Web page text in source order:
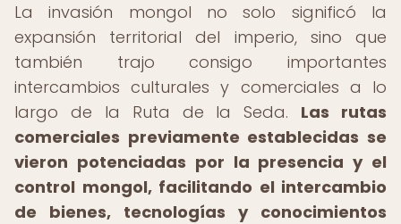
La invasión mongol no solo significó la
expansión territorial del imperio, sino que
también trajo consigo importantes
intercambios culturales y comerciales a lo
largo de la Ruta de la Seda. Las rutas
comerciales previamente establecidas se
vieron potenciadas por la presencia y el
control mongol, facilitando el intercambio
de bienes, tecnologías y conocimientos